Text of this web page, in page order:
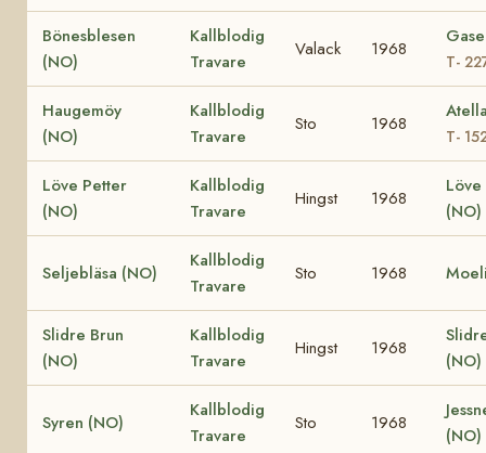
Bönesblesen
(NO)
Kallblodig
Travare
Valack 1968
T-
Haugemöy
(NO)
Kallblodig
Travare
Sto 1968
T-
Löve Petter
(NO)
Kallblodig
Travare
Hingst 1968
(NO)
Seljebläsa (NO)
Kallblodig
Travare
Sto 1968
Slidre Brun
(NO)
Kallblodig
Travare
Hingst 1968
(NO)
Syren (NO)
Kallblodig
Travare
Sto 1968
(NO)